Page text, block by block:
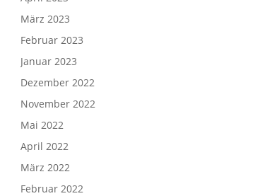
März 2023
Februar 2023
Januar 2023
Dezember 2022
November 2022
Mai 2022
April 2022
März 2022
Februar 2022